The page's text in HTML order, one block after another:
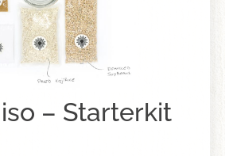
– Starterkit